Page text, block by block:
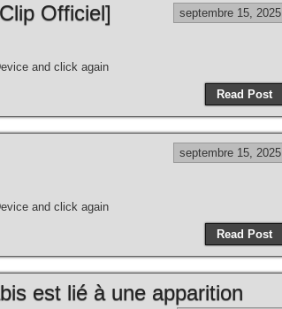
Officiel] septembre 15, 2025
and click again
Read Post
septembre 15, 2025
and click again
Read Post
est lié à une apparition